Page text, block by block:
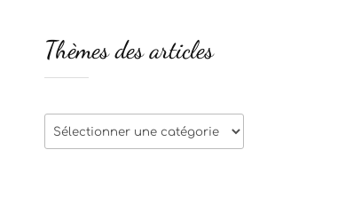
Thèmes des articles
Thèmes
des